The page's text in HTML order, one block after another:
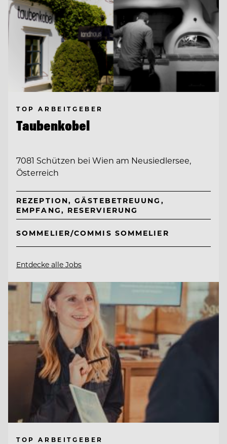
TOP ARBEITGEBER
Taubenkobel
7081 Schützen bei Wien am Neusiedlersee,
Österreich
REZEPTION, GÄSTEBETREUUNG,
EMPFANG, RESERVIERUNG
SOMMELIER/COMMIS SOMMELIER
Entdecke alle Jobs
TOP ARBEITGEBER